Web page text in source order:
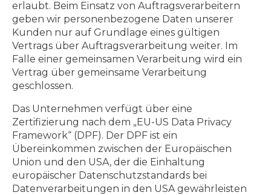
erlaubt. Beim Einsatz von Auftragsverarbeitern
geben wir personenbezogene Daten unserer
Kunden nur auf Grundlage eines gültigen
Vertrags über Auftragsverarbeitung weiter. Im
Falle einer gemeinsamen Verarbeitung wird ein
Vertrag über gemeinsame Verarbeitung
geschlossen.
Das Unternehmen verfügt über eine
Zertifizierung nach dem „EU-US Data Privacy
Framework“ (DPF). Der DPF ist ein
Übereinkommen zwischen der Europäischen
Union und den USA, der die Einhaltung
europäischer Datenschutzstandards bei
Datenverarbeitungen in den USA gewährleisten